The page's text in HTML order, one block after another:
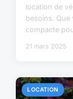
location de
besoins.
compacte
21 mars 2025
LOCATION